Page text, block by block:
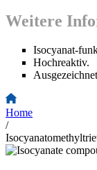
Weitere
Isocyanat-
Hochreaktiv.
Home
/